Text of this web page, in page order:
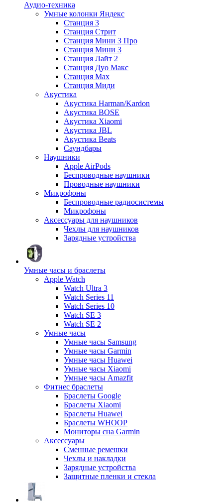
Аудио-техника
Умные колонки Яндекс
Станция 3
Станция Стрит
Станция Мини 3 Про
Станция Мини 3
Станция Лайт 2
Станция Дуо Макс
Станция Max
Станция Миди
Акустика
Акустика Harman/Kardon
Акустика BOSE
Акустика Xiaomi
Акустика JBL
Акустика Beats
Саундбары
Наушники
Apple AirPods
Беспроводные наушники
Проводные наушники
Микрофоны
Беспроводные радиосистемы
Микрофоны
Аксессуары для наушников
Чехлы для наушников
Зарядные устройства
Умные часы и браслеты
Apple Watch
Watch Ultra 3
Watch Series 11
Watch Series 10
Watch SE 3
Watch SE 2
Умные часы
Умные часы Samsung
Умные часы Garmin
Умные часы Huawei
Умные часы Xiaomi
Умные часы Amazfit
Фитнес браслеты
Браслеты Google
Браслеты Xiaomi
Браслеты Huawei
Браслеты WHOOP
Мониторы сна Garmin
Аксессуары
Сменные ремешки
Чехлы и накладки
Зарядные устройства
Защитные пленки и стекла